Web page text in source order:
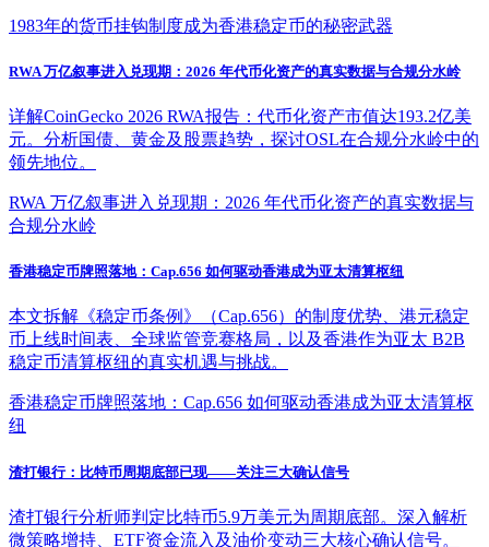
1983年的货币挂钩制度成为香港稳定币的秘密武器
RWA 万亿叙事进入兑现期：2026 年代币化资产的真实数据与合规分水岭
详解CoinGecko 2026 RWA报告：代币化资产市值达193.2亿美
元。分析国债、黄金及股票趋势，探讨OSL在合规分水岭中的
领先地位。
RWA 万亿叙事进入兑现期：2026 年代币化资产的真实数据与
合规分水岭
香港稳定币牌照落地：Cap.656 如何驱动香港成为亚太清算枢纽
本文拆解《稳定币条例》（Cap.656）的制度优势、港元稳定
币上线时间表、全球监管竞赛格局，以及香港作为亚太 B2B
稳定币清算枢纽的真实机遇与挑战。
香港稳定币牌照落地：Cap.656 如何驱动香港成为亚太清算枢
纽
渣打银行：比特币周期底部已现——关注三大确认信号
渣打银行分析师判定比特币5.9万美元为周期底部。深入解析
微策略增持、ETF资金流入及油价变动三大核心确认信号。